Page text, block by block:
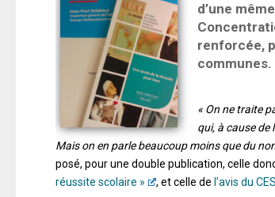
d’une
renforcée,
communes.
« On ne traite
qui, à cause de
Mais on en parle beaucoup moins que du
posé, pour une double publication, celle
réussite scolaire »
, et celle de l’avis du